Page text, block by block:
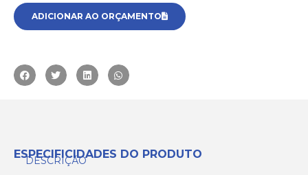
ADICIONAR AO ORÇAMENTO
ESPECIFICIDADES DO PRODUTO
DESCRIÇÃO